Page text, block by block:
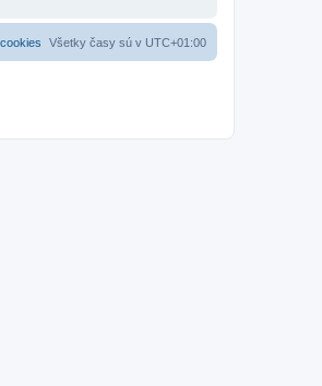
Všetky časy sú v UTC+01:00